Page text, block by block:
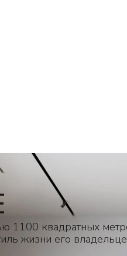
1100 квадратных
жизни его